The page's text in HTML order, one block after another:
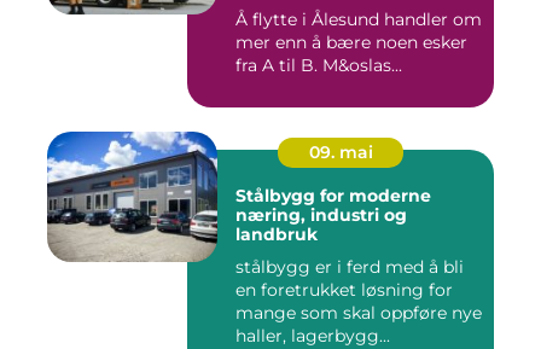
Å flytte i Ålesund handler om
mer enn å bære noen esker
fra A til B. M&oslas...
09. mai
Stålbygg for moderne
næring, industri og
landbruk
stålbygg er i ferd med å bli
en foretrukket løsning for
mange som skal oppføre nye
haller, lagerbygg...